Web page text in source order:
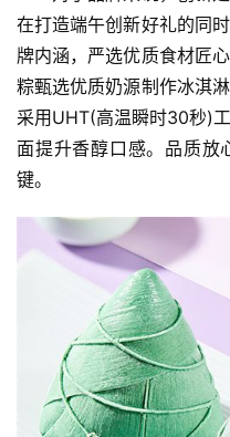
商
业
消
费
登录
在打造端午创新好礼的同
牌内涵，严选优质食材匠
粽甄选优质奶源制作冰淇
采用UHT(高温瞬时30秒)
面提升香醇口感。品质放
键。